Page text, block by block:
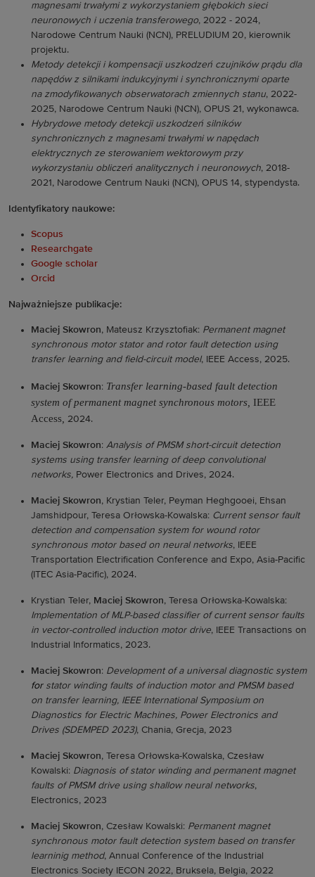
magnesami trwałymi z wykorzystaniem głębokich sieci
neuronowych i uczenia transferowego, 2022 - 2024,
Narodowe Centrum Nauki (NCN), PRELUDIUM 20, kierownik
projektu.
Metody detekcji i kompensacji uszkodzeń czujników prądu dla
napędów z silnikami indukcyjnymi i synchronicznymi oparte
na zmodyfikowanych obserwatorach zmiennych stanu, 2022-
2025, Narodowe Centrum Nauki (NCN), OPUS 21, wykonawca.
Hybrydowe metody detekcji uszkodzeń silników
synchronicznych z magnesami trwałymi w napędach
elektrycznych ze sterowaniem wektorowym przy
wykorzystaniu obliczeń analitycznych i neuronowych, 2018-
2021, Narodowe Centrum Nauki (NCN), OPUS 14, stypendysta.
Identyfikatory naukowe:
Scopus
Researchgate
Google scholar
Orcid
Najważniejsze publikacje:
Maciej Skowron, Mateusz Krzysztofiak: Permanent magnet
synchronous motor stator and rotor fault detection using
transfer learning and field-circuit model, IEEE Access, 2025.
Maciej Skowron: Transfer learning-based fault detection
system of permanent magnet synchronous motors IEEE
Access
2024.
Maciej Skowron: Analysis of PMSM short-circuit detection
systems using transfer learning of deep convolutional
networks, Power Electronics and Drives, 2024.
Maciej Skowron, Krystian Teler, Peyman Heghgooei, Ehsan
Jamshidpour, Teresa Orłowska-Kowalska: Current sensor fault
detection and compensation system for wound rotor
synchronous motor based on neural networks, IEEE
Transportation Electrification Conference and Expo, Asia-Pacific
(ITEC Asia-Pacific), 2024.
Krystian Teler, Maciej Skowron, Teresa Orłowska-Kowalska:
Implementation of MLP-based classifier of current sensor faults
in vector-controlled induction motor drive, IEEE Transactions on
Industrial Informatics, 2023.
Maciej Skowron: Development of a universal diagnostic system
forstator winding faults of induction motor and PMSM based
on transfer learning, IEEE International Symposium on
Diagnostics for Electric Machines, Power Electronics and
Drives (SDEMPED 2023), Chania, Grecja, 2023
Maciej Skowron, Teresa Orłowska-Kowalska, Czesław
Kowalski: Diagnosis of stator winding and permanent magnet
faults of PMSM drive using shallow neural networks,
Electronics, 2023
Maciej Skowron, Czesław Kowalski: Permanent magnet
synchronous motor fault detection system based on transfer
learninig method, Annual Conference of the Industrial
Electronics Society IECON 2022, Bruksela, Belgia, 2022